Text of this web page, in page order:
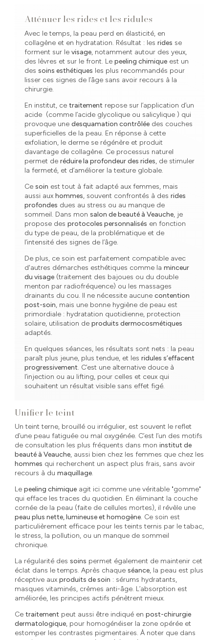
Atténuer les rides et les ridules
Avec le temps, la peau perd en élasticité, en
collagène et en hydratation. Résultat : les rides se
forment sur le visage, notamment autour des yeux,
des lèvres et sur le front. Le peeling chimique est un
des soins esthétiques les plus recommandés pour
lisser ces signes de l’âge sans avoir recours à la
chirurgie.
En institut, ce traitement repose sur l’application d’un
acide (comme l’acide glycolique ou salicylique ) qui
provoque une desquamation contrôlée des couches
superficielles de la peau. En réponse à cette
exfoliation, le derme se régénère et produit
davantage de collagène. Ce processus naturel
permet de réduire la profondeur des rides, de stimuler
la fermeté, et d’améliorer la texture globale.
Ce soin est tout à fait adapté aux femmes, mais
aussi aux hommes, souvent confrontés à des rides
profondes dues au stress ou au manque de
sommeil. Dans mon salon de beauté à Veauche, je
propose des protocoles personnalisés en fonction
du type de peau, de la problématique et de
l’intensité des signes de l’âge.
De plus, ce soin est parfaitement compatible avec
d'autres démarches esthétiques comme la minceur
du visage (traitement des bajoues ou du double
menton par radiofréquence) ou les massages
drainants du cou. Il ne nécessite aucune contention
post-soin, mais une bonne hygiène de peau est
primordiale : hydratation quotidienne, protection
solaire, utilisation de produits dermocosmétiques
adaptés.
En quelques séances, les résultats sont nets : la peau
paraît plus jeune, plus tendue, et les ridules s’effacent
progressivement. C’est une alternative douce à
l’injection ou au lifting, pour celles et ceux qui
souhaitent un résultat visible sans effet figé.
Unifier le teint
Un teint terne, brouillé ou irrégulier, est souvent le reflet
d’une peau fatiguée ou mal oxygénée. C’est l’un des motifs
de consultation les plus fréquents dans mon institut de
beauté à Veauche, aussi bien chez les femmes que chez les
hommes qui recherchent un aspect plus frais, sans avoir
recours à du maquillage.
Le peeling chimique agit ici comme une véritable "gomme"
qui efface les traces du quotidien. En éliminant la couche
cornée de la peau (faite de cellules mortes), il révèle une
peau plus nette, lumineuse et homogène. Ce soin est
particulièrement efficace pour les teints ternis par le tabac,
le stress, la pollution, ou un manque de sommeil
chronique.
La régularité des soins permet également de maintenir cet
éclat dans le temps. Après chaque séance, la peau est plus
réceptive aux produits de soin : sérums hydratants,
masques vitaminés, crèmes anti-âge. L’absorption est
améliorée, les principes actifs pénètrent mieux.
Ce traitement peut aussi être indiqué en post-chirurgie
dermatologique, pour homogénéiser la zone opérée et
estomper les contrastes pigmentaires. À noter que dans